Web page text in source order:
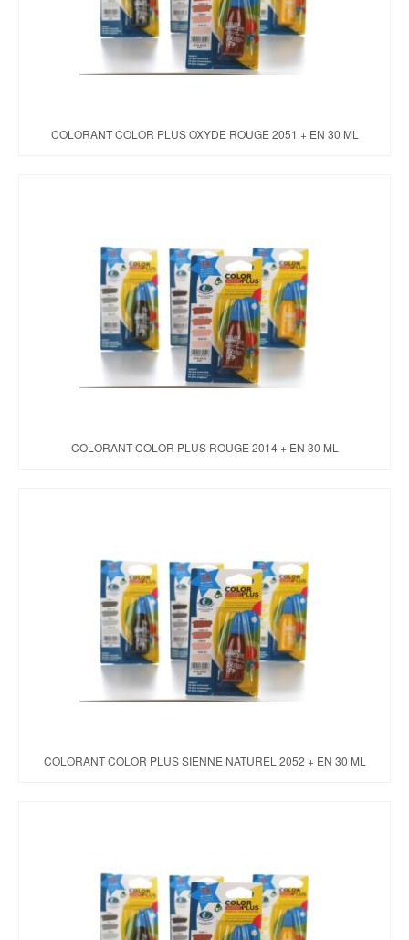
COLORANT COLOR PLUS OXYDE ROUGE 2051 + EN 30 ML
COLORANT COLOR PLUS ROUGE 2014 + EN 30 ML
COLORANT COLOR PLUS SIENNE NATUREL 2052 + EN 30 ML